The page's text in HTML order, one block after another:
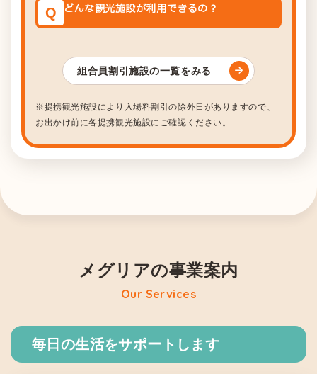
Q どんな観光施設が利用できるの？
組合員割引施設の一覧をみる
※提携観光施設により入場料割引の除外日がありますので、
お出かけ前に各提携観光施設にご確認ください。
メグリアの事業案内
Our Services
毎日の生活をサポートします